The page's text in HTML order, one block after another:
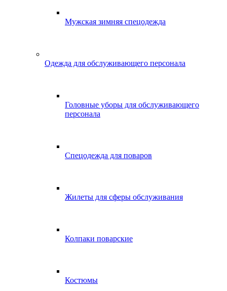
Мужская зимняя спецодежда
Одежда для обслуживающего персонала
Головные уборы для обслуживающего
персонала
Спецодежда для поваров
Жилеты для сферы обслуживания
Колпаки поварские
Костюмы